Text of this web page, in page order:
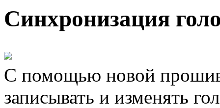
Синхронизация
С помощью новой
записывать и изменять